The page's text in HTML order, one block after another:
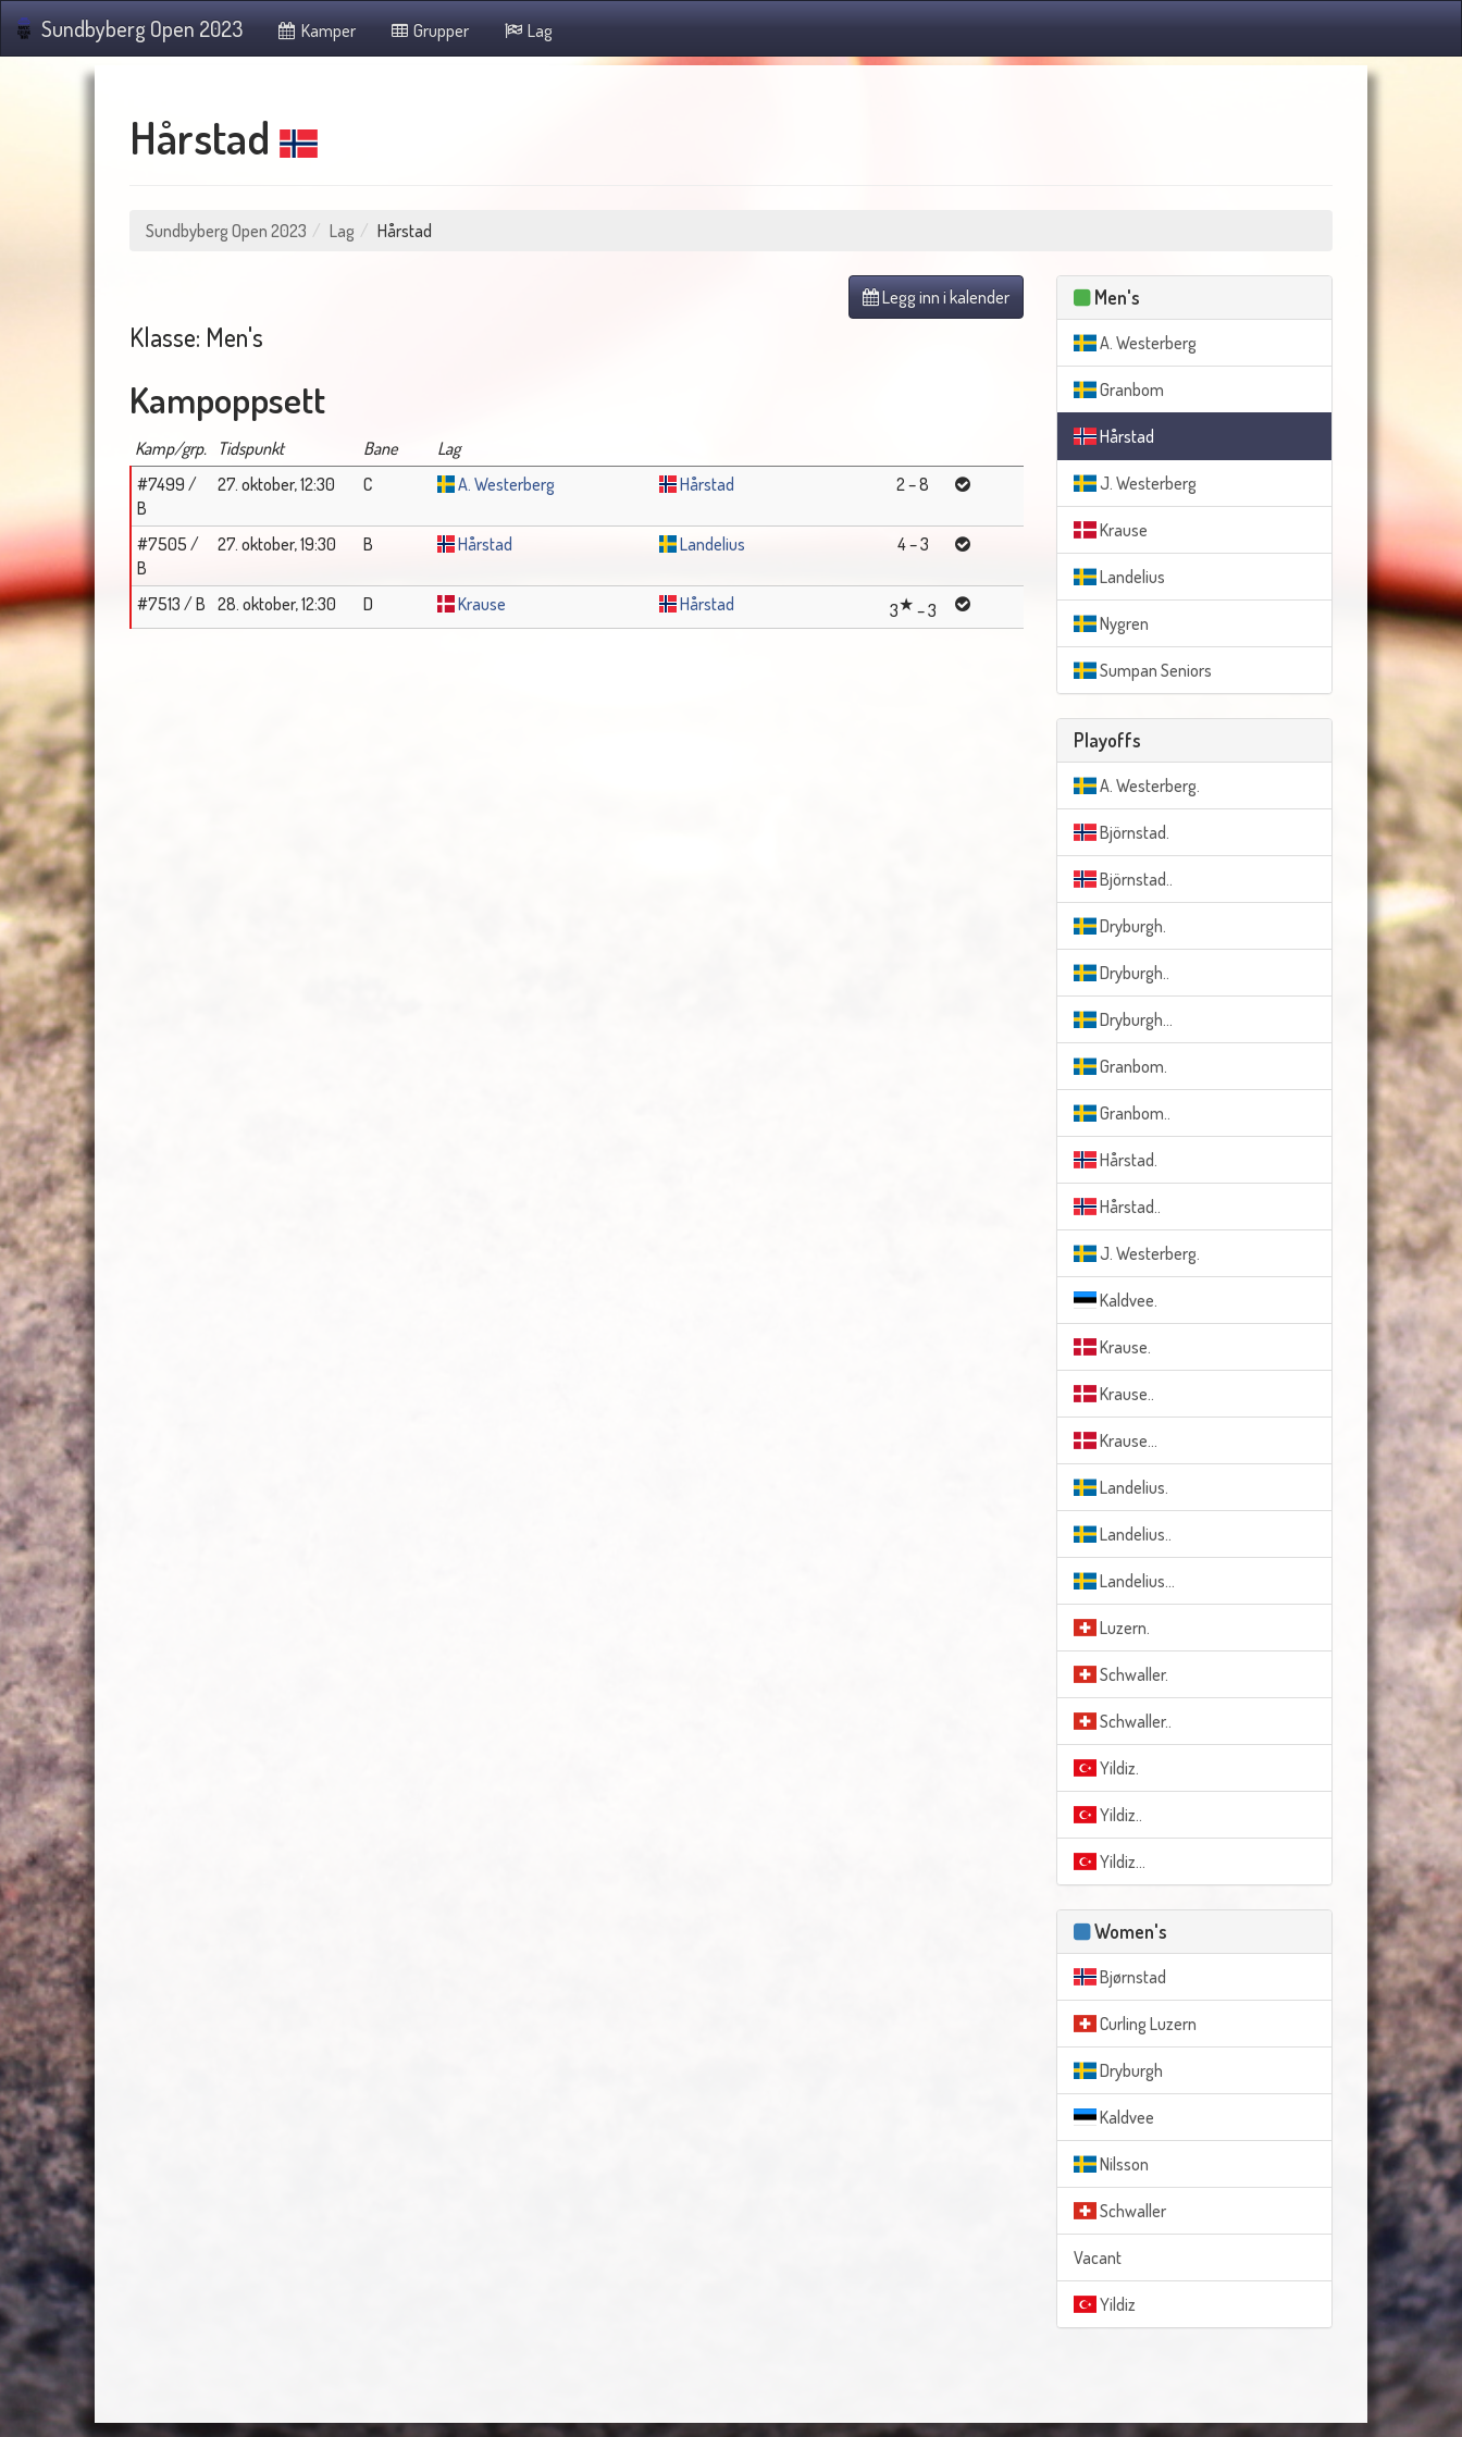
Sundbyberg Open 2023 Kamper Grupper Lag
Hårstad
Sundbyberg Open 2023 Lag Hårstad
Legg inn i kalender
Klasse: Men's
Kampoppsett
Kamp/grp. Tidspunkt Bane
Lag
#7499 /
B
27. oktober, 12:30 C A. Westerberg Hårstad 2 – 8
#7505 /
B
27. oktober, 19:30 B Hårstad Landelius 4 – 3
#7513 / B 28. oktober, 12:30 D Krause Hårstad 3 – 3
Men's
A. Westerberg
Granbom
Hårstad
J. Westerberg
Krause
Landelius
Nygren
Sumpan Seniors
Playoffs
A. Westerberg.
Björnstad.
Björnstad..
Dryburgh.
Dryburgh..
Dryburgh...
Granbom.
Granbom..
Hårstad.
Hårstad..
J. Westerberg.
Kaldvee.
Krause.
Krause..
Krause...
Landelius.
Landelius..
Landelius...
Luzern.
Schwaller.
Schwaller..
Yildiz.
Yildiz..
Yildiz...
Women's
Bjørnstad
Curling Luzern
Dryburgh
Kaldvee
Nilsson
Schwaller
Vacant
Yildiz